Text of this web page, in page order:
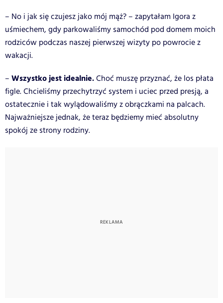
– No i jak się czujesz jako mój mąż? – zapytałam Igora z
uśmiechem, gdy parkowaliśmy samochód pod domem moich
rodziców podczas naszej pierwszej wizyty po powrocie z
wakacji.
– Wszystko jest idealnie.Choć muszę przyznać, że los płata
figle. Chcieliśmy przechytrzyć system i uciec przed presją, a
ostatecznie i tak wylądowaliśmy z obrączkami na palcach.
Najważniejsze jednak, że teraz będziemy mieć absolutny
spokój ze strony rodziny.